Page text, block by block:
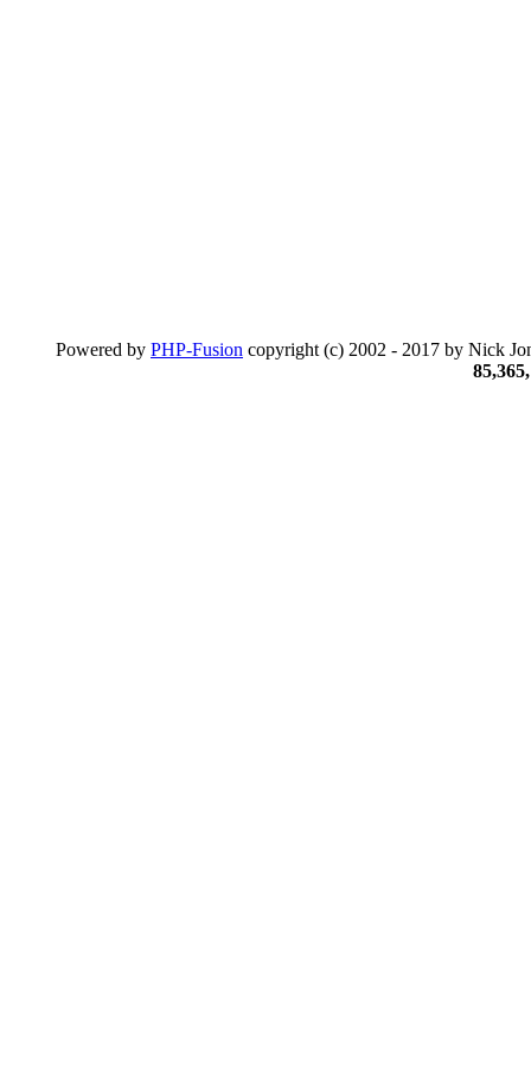
Powered by PHP-Fusion copyright (c) 2002 - 2017 by Nick